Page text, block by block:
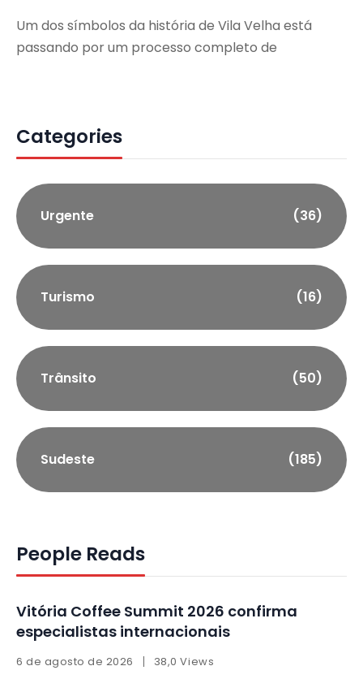
Um dos símbolos da história de Vila Velha está
passando por um processo completo de
Categories
Urgente (36)
Turismo (16)
Trânsito (50)
Sudeste (185)
People Reads
Vitória Coffee Summit 2026 confirma
especialistas internacionais
6 de agosto de 2026 38,0 Views